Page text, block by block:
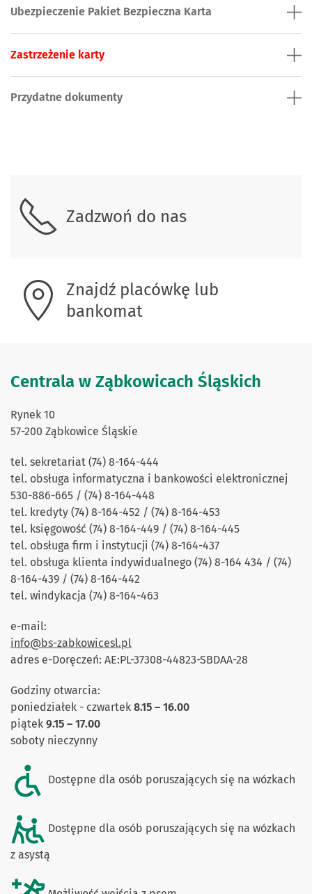
Ubezpieczenie Pakiet Bezpieczna Karta
Zastrzeżenie karty
Przydatne dokumenty
Zadzwoń do nas
Znajdź placówkę lub
bankomat
Centrala w Ząbkowicach Śląskich
Rynek 10
57-200 Ząbkowice Śląskie
tel. sekretariat (74) 8-164-444
tel. obsługa informatyczna i bankowości elektronicznej
530-886-665 / (74) 8-164-448
tel. kredyty (74) 8-164-452 / (74) 8-164-453
tel. księgowość (74) 8-164-449 / (74) 8-164-445
tel. obsługa firm i instytucji (74) 8-164-437
tel. obsługa klienta indywidualnego (74) 8-164 434 / (74)
8-164-439 / (74) 8-164-442
tel. windykacja (74) 8-164-463
e-mail:
info@bs-zabkowicesl.pl
adres e-Doręczeń: AE:PL-37308-44823-SBDAA-28
Godziny otwarcia:
poniedziałek - czwartek 8.15 – 16.00
piątek 9.15 – 17.00
soboty nieczynny
Dostępne dla osób poruszających się na wózkach
Dostępne dla osób poruszających się na wózkach
z asystą